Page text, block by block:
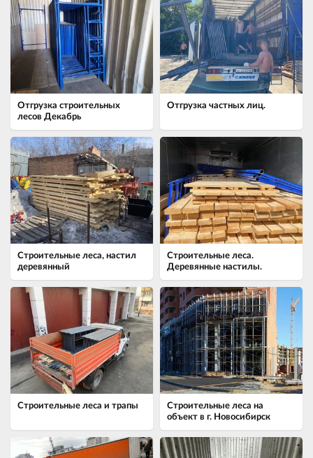
Отгрузка строительных
лесов Декабрь
Отгрузка частных лиц.
Строительные леса, настил
деревянный
Строительные леса.
Деревянные настилы.
Строительные леса и трапы
Строительные леса на
объект в г. Новосибирск